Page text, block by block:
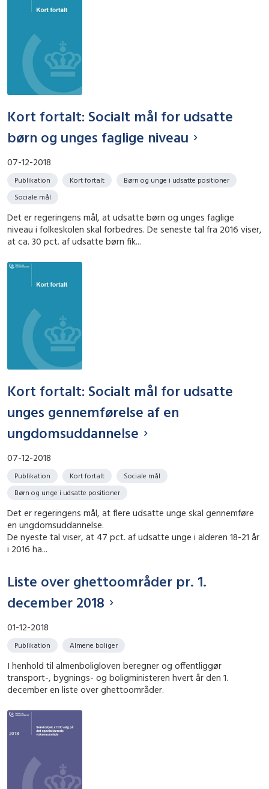
Kort fortalt: Socialt mål for udsatte
børn og unges faglige niveau
07-12-2018
Publikation Kort fortalt
Børn og unge i udsatte positioner
Sociale mål
Det er regeringens mål, at udsatte børn og unges faglige
niveau i folkeskolen skal forbedres. De seneste tal fra 2016 viser,
at ca. 30 pct. af udsatte børn fik...
Kort fortalt: Socialt mål for udsatte
unges gennemførelse af en
ungdomsuddannelse
07-12-2018
Publikation Kort fortalt
Sociale mål
Børn og unge i udsatte positioner
Det er regeringens mål, at flere udsatte unge skal gennemføre
en ungdomsuddannelse.
De nyeste tal viser, at 47 pct. af udsatte unge i alderen 18-21 år
i 2016 ha...
Liste over ghettoområder pr. 1.
december 2018
01-12-2018
Publikation Almene boliger
I henhold til almenboligloven beregner og offentliggør
transport-, bygnings- og boligministeren hvert år den 1.
december en liste over ghettoområder.